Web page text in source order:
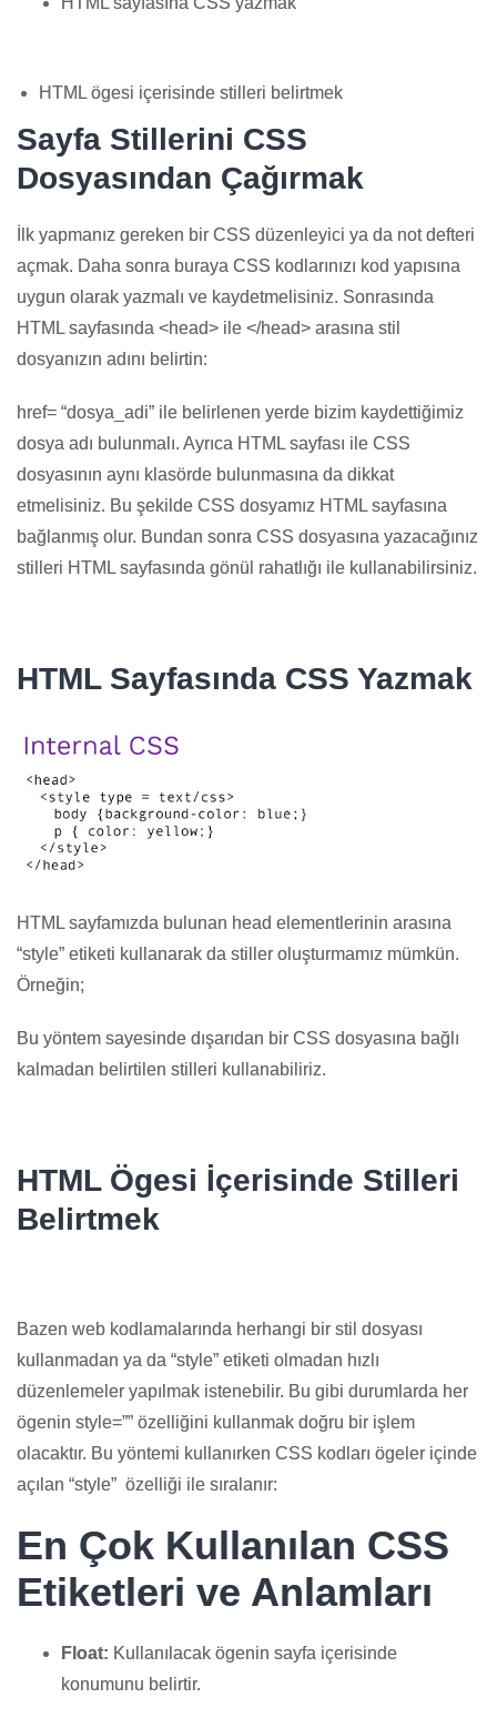
HTML ögesi içerisinde stilleri belirtmek
Sayfa Stillerini CSS
Dosyasından Çağırmak
İlk yapmanız gereken bir CSS düzenleyici ya da not defteri
açmak. Daha sonra buraya CSS kodlarınızı kod yapısına
uygun olarak yazmalı ve kaydetmelisiniz. Sonrasında
HTML sayfasında <head> ile </head> arasına stil
dosyanızın adını belirtin:
href= “dosya_adi” ile belirlenen yerde bizim kaydettiğimiz
dosya adı bulunmalı. Ayrıca HTML sayfası ile CSS
dosyasının aynı klasörde bulunmasına da dikkat
etmelisiniz. Bu şekilde CSS dosyamız HTML sayfasına
bağlanmış olur. Bundan sonra CSS dosyasına yazacağınız
stilleri HTML sayfasında gönül rahatlığı ile kullanabilirsiniz.
HTML Sayfasında CSS Yazmak
HTML sayfamızda bulunan head elementlerinin arasına
“style” etiketi kullanarak da stiller oluşturmamız mümkün.
Örneğin;
Bu yöntem sayesinde dışarıdan bir CSS dosyasına bağlı
kalmadan belirtilen stilleri kullanabiliriz.
HTML Ögesi İçerisinde Stilleri
Belirtmek
Bazen web kodlamalarında herhangi bir stil dosyası
kullanmadan ya da “style” etiketi olmadan hızlı
düzenlemeler yapılmak istenebilir. Bu gibi durumlarda her
ögenin style=”” özelliğini kullanmak doğru bir işlem
olacaktır. Bu yöntemi kullanırken CSS kodları ögeler içinde
açılan “style” özelliği ile sıralanır:
En Çok Kullanılan CSS
Etiketleri ve Anlamları
Float: Kullanılacak ögenin sayfa içerisinde
konumunu belirtir.